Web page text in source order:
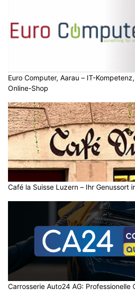
Euro Computer, Aarau – IT-
Online-Shop
Café la Suisse Luzern – Ihr Genussort
Carrosserie Auto24 AG: Professionelle